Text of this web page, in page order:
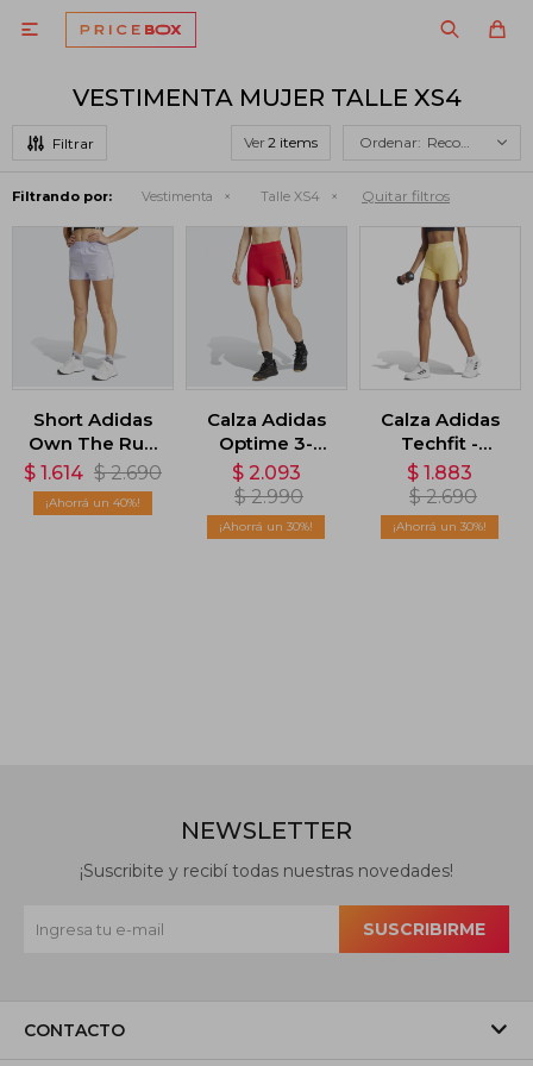

VESTIMENTA MUJER TALLE XS4
Ver Recomendados
Filtrando por: Vestimenta Talle XS4 Quitar filtros
Short Adidas
Own The Run
- Violeta
$ 1.614 $ 2.690
40
Calza Adidas
Optime 3-
Stripes - Rojo
$ 2.093
$ 2.990
30
Calza Adidas
Techfit -
Amarillo
$ 1.883
$ 2.690
30
CONTACTO
NEWSLETTER
¡Suscribite y recibí todas nuestras novedades!
SUSCRIBIRME